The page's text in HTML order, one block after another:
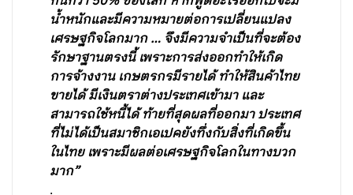
น้ำหนักและมีความหมายต่อการเปลี่ยนแปลง
เศรษฐกิจโลกมาก … จึงมีความจำเป็นที่จะต้อง
รักษาฐานตรงนี้ เพราะการส่งออกทำให้เกิด
การจ้างงาน เกษตรกรมีรายได้ ทำให้สินค้าไทย
ขายได้ มีเงินตราต่างประเทศเข้ามา และ
สามารถใช้หนี้ได้ ท้ายที่สุดผลที่ออกมา ประเทศ
ที่ไม่ได้เป็นสมาชิกเอเปคยังทึ่งกับสิ่งที่เกิดขึ้น
ในไทย เพราะมีผลต่อเศรษฐกิจโลกในทางบวก
มาก”
.